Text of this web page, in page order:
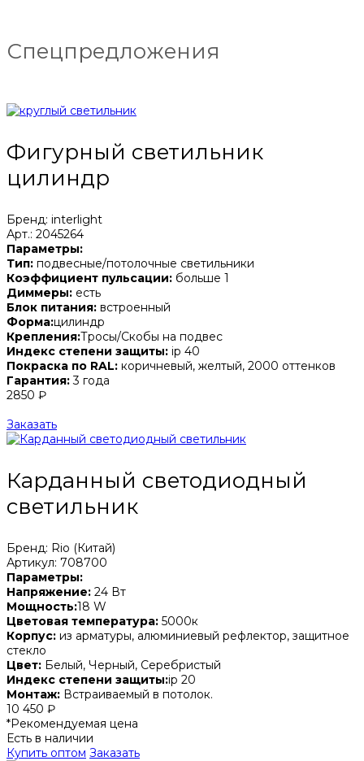
Спецпредложения
Фигурный светильник
цилиндр
Бренд: interlight
Арт.: 2045264
Параметры:
Тип: подвесные/потолочные светильники
Коэффициент пульсации: больше 1
Диммеры: есть
Блок питания: встроенный
Форма:цилиндр
Крепления:Тросы/Скобы на подвес
Индекс степени защиты: ip 40
Покраска по RAL: коричневый, желтый, 2000 оттенков
Гарантия:3 года
2850 ₽
Заказать
Карданный светодиодный
светильник
Бренд: Rio (Китай)
Артикул: 708700
Параметры:
Напряжение: 24 Вт
Мощность:18 W
Цветовая температура: 5000к
Корпус: из арматуры, алюминиевый рефлектор, защитное
стекло
Цвет: Белый, Черный, Серебристый
Индекс степени защиты:ip 20
Монтаж: Встраиваемый в потолок.
10 450 ₽
*Рекомендуемая цена
Есть в наличии
Купить оптом Заказать